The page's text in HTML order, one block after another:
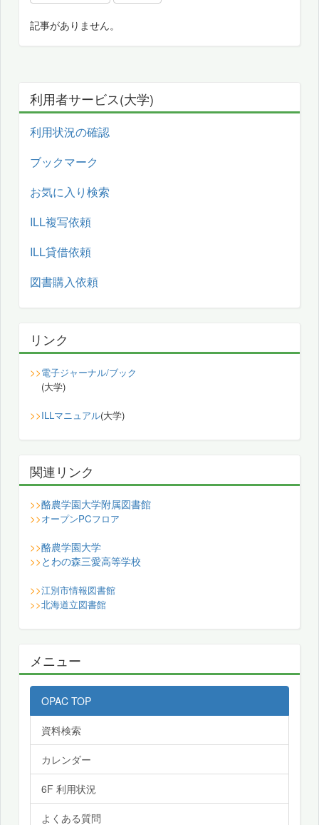
記事がありません。
利用者サービス(大学)
利用状況の確認
ブックマーク
お気に入り検索
ILL複写依頼
ILL貸借依頼
図書購入依頼
リンク
>>電子ジャーナル/ブック
(大学)
>>ILLマニュアル(大学)
関連リンク
>>酪農学園大学附属図書館
>>オープンPCフロア
>>酪農学園大学
>> とわの森三愛高等学校
>>江別市情報図書館
>>北海道立図書館
メニュー
OPAC TOP
資料検索
カレンダー
6F 利用状況
よくある質問